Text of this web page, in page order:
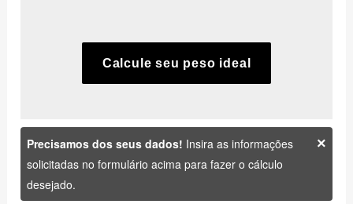
Calcule seu peso ideal
×
Precisamos dos seus dados! Insira as informações
solicitadas no formulário acima para fazer o cálculo
desejado.